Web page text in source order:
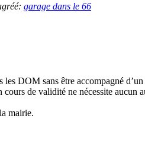
garage dans le 66
DOM sans être accompagné
de validité ne nécessite aucun
mairie.